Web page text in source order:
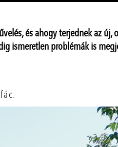
és ahogy terjednek az új,
ismeretlen problémák is